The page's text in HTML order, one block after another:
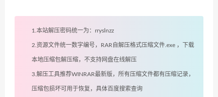
1.本站解压密码统一为：rryslnzz
2.资源文件统一数字编号，RAR自解压格式压缩文件.exe ，下载
本地压缩包解压缩，不支持网盘在线解压
3.解压工具推荐WINRAR最新版，所有压缩文件都有压缩记录，
压缩包损坏可用于恢复，具体百度搜索查询